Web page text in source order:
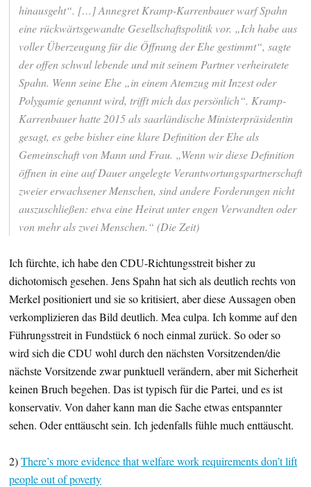
hinausgeht“. […] Annegret Kramp-Karrenbauer warf Spahn
eine rückwärtsgewandte Gesellschaftspolitik vor. „Ich habe aus
voller Überzeugung für die Öffnung der Ehe gestimmt“, sagte
der offen schwul lebende und mit seinem Partner verheiratete
Spahn. Wenn seine Ehe „in einem Atemzug mit Inzest oder
Polygamie genannt wird, trifft mich das persönlich“. Kramp-
Karrenbauer hatte 2015 als saarländische Ministerpräsidentin
gesagt, es gebe bisher eine klare Definition der Ehe als
Gemeinschaft von Mann und Frau. „Wenn wir diese Definition
öffnen in eine auf Dauer angelegte Verantwortungspartnerschaft
zweier erwachsener Menschen, sind andere Forderungen nicht
auszuschließen: etwa eine Heirat unter engen Verwandten oder
von mehr als zwei Menschen.“ (Die Zeit)
Ich fürchte, ich habe den CDU-Richtungsstreit bisher zu
dichotomisch gesehen. Jens Spahn hat sich als deutlich rechts von
Merkel positioniert und sie so kritisiert, aber diese Aussagen oben
verkomplizieren das Bild deutlich. Mea culpa. Ich komme auf den
Führungsstreit in Fundstück 6 noch einmal zurück. So oder so
wird sich die CDU wohl durch den nächsten Vorsitzenden/die
nächste Vorsitzende zwar punktuell verändern, aber mit Sicherheit
keinen Bruch begehen. Das ist typisch für die Partei, und es ist
konservativ. Von daher kann man die Sache etwas entspannter
sehen. Oder enttäuscht sein. Ich jedenfalls fühle much enttäuscht.
2)There’s more evidence that welfare work requirements don’t lift
people out of poverty